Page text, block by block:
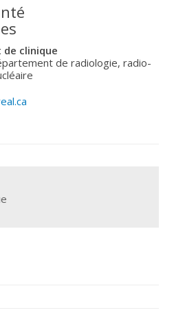
de clinique
de radiologie, radio-